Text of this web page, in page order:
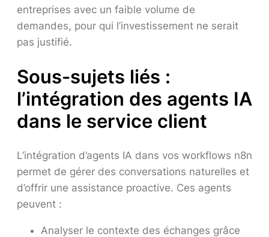
entreprises avec un faible volume de
demandes, pour qui l’investissement ne serait
pas justifié.
Sous-sujets liés :
l’intégration des agents IA
dans le service client
L’intégration d’agents IA dans vos workflows n8n
permet de gérer des conversations naturelles et
d’offrir une assistance proactive. Ces agents
peuvent :
Analyser le contexte des échanges grâce